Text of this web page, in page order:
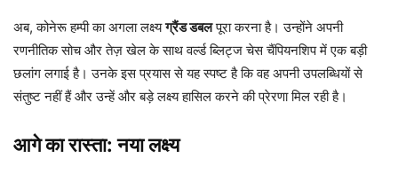
अब, कोनेरू हम्पी का अगला लक्ष्यग्रैंड डबलपूरा करना है। उन्होंने अपनी
रणनीतिक सोच और तेज़ खेल के साथ वर्ल्ड ब्लिट्ज चेस चैंपियनशिप में एक बड़ी
छलांग लगाई है। उनके इस प्रयास से यह स्पष्ट है कि वह अपनी उपलब्धियों से
संतुष्ट नहीं हैं और उन्हें और बड़े लक्ष्य हासिल करने की प्रेरणा मिल रही है।
आगे का रास्ता: नया लक्ष्य